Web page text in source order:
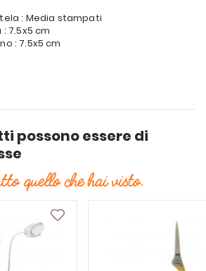
: Media stampati
7.5x5 cm
: 7.5x5 cm
possono essere di
quello che hai visto.